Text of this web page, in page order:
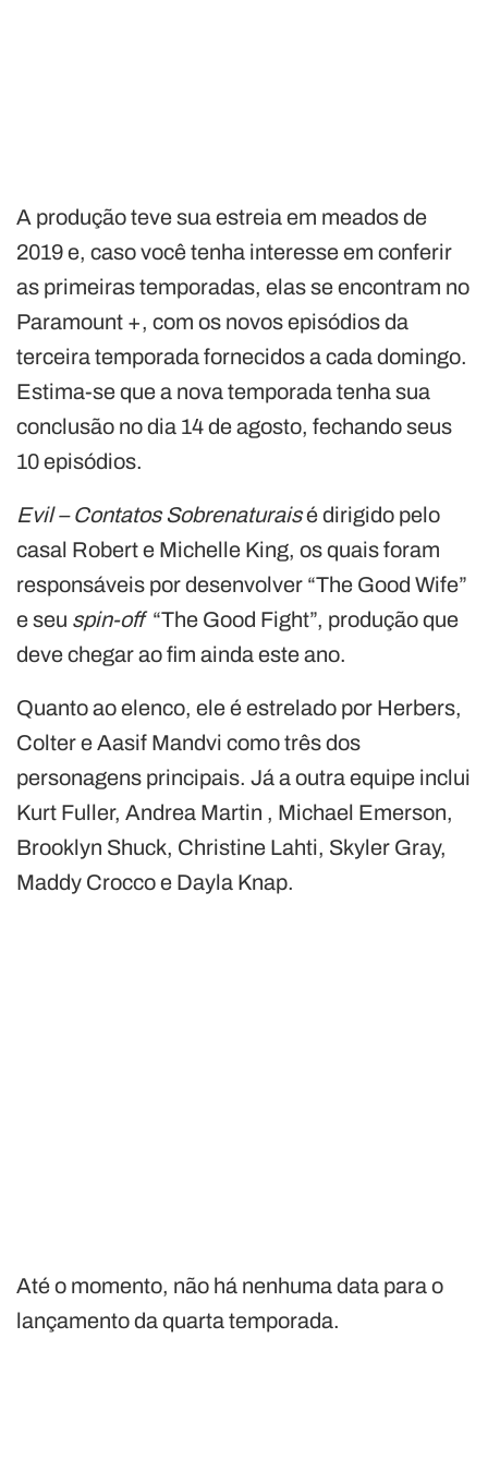
A produção teve sua estreia em meados de
2019 e, caso você tenha interesse em conferir
as primeiras temporadas, elas se encontram no
Paramount +, com os novos episódios da
terceira temporada fornecidos a cada domingo.
Estima-se que a nova temporada tenha sua
conclusão no dia 14 de agosto, fechando seus
10 episódios.
Evil – Contatos Sobrenaturaisé dirigido pelo
casal Robert e Michelle King, os quais foram
responsáveis por desenvolver “The Good Wife”
e seu spin-off “The Good Fight”, produção que
deve chegar ao fim ainda este ano.
Quanto ao elenco, ele é estrelado por Herbers,
Colter e Aasif Mandvi como três dos
personagens principais. Já a outra equipe inclui
Kurt Fuller, Andrea Martin , Michael Emerson,
Brooklyn Shuck, Christine Lahti, Skyler Gray,
Maddy Crocco e Dayla Knap.
Até o momento, não há nenhuma data para o
lançamento da quarta temporada.